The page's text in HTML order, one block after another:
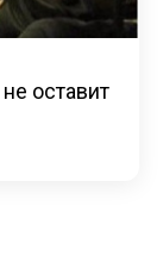
оставит